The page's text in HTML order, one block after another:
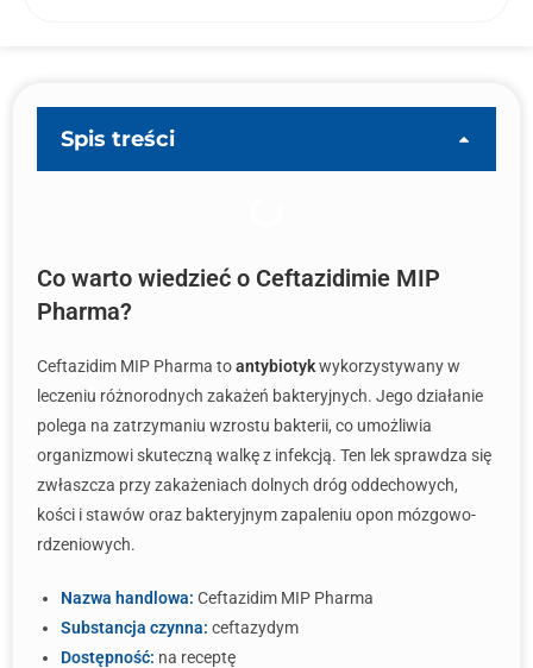
Spis treści
Co warto wiedzieć o Ceftazidimie MIP
Pharma?
Ceftazidim MIP Pharma toantybiotykwykorzystywany w
leczeniu różnorodnych zakażeń bakteryjnych. Jego działanie
polega na zatrzymaniu wzrostu bakterii, co umożliwia
organizmowi skuteczną walkę z infekcją. Ten lek sprawdza się
zwłaszcza przy zakażeniach dolnych dróg oddechowych,
kości i stawów oraz bakteryjnym zapaleniu opon mózgowo-
rdzeniowych.
Nazwa handlowa: Ceftazidim MIP Pharma
Substancja czynna: ceftazydym
Dostępność: na receptę